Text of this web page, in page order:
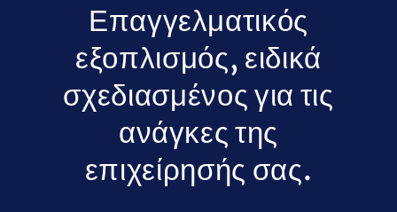
Επαγγελματικός
εξοπλισμός, ειδικά
σχεδιασμένος για τις
ανάγκες της
επιχείρησής σας.